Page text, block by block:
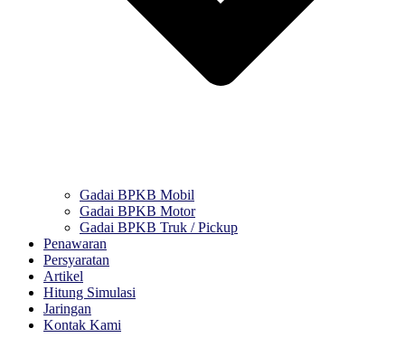
Gadai BPKB Mobil
Gadai BPKB Motor
Gadai BPKB Truk / Pickup
Penawaran
Persyaratan
Artikel
Hitung Simulasi
Jaringan
Kontak Kami